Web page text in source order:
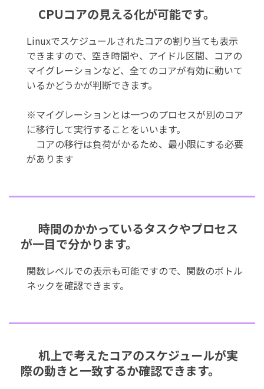
CPUコアの見える化が可能です。
Linuxでスケジュールされたコアの割り当ても表示
できますので、空き時間や、アイドル区間、コアの
マイグレーションなど、全てのコアが有効に動いて
いるかどうかが判断できます。
※マイグレーションとは一つのプロセスが別のコア
に移行して実行することをいいます。
コアの移行は負荷がかるため、最小限にする必要
があります
時間のかかっているタスクやプロセス
が一目で分かります。
関数レベルでの表示も可能ですので、関数のボトル
ネックを確認できます。
机上で考えたコアのスケジュールが実
際の動きと一致するか確認できます。